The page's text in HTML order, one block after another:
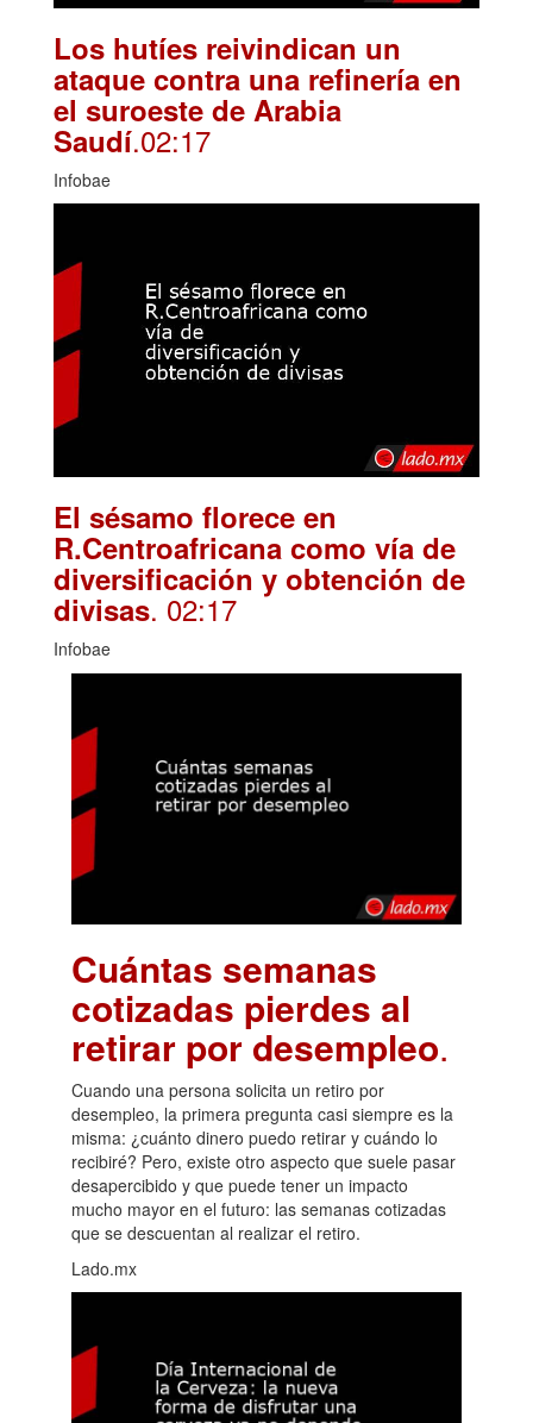
Los hutíes reivindican un
ataque contra una refinería en
el suroeste de Arabia
Saudí.02:17
Infobae
El sésamo florece en
R.Centroafricana como vía de
diversificación y obtención de
divisas. 02:17
Infobae
Cuántas semanas
cotizadas pierdes al
retirar por desempleo.
Cuando una persona solicita un retiro por
desempleo, la primera pregunta casi siempre es la
misma: ¿cuánto dinero puedo retirar y cuándo lo
recibiré? Pero, existe otro aspecto que suele pasar
desapercibido y que puede tener un impacto
mucho mayor en el futuro: las semanas cotizadas
que se descuentan al realizar el retiro.
Lado.mx